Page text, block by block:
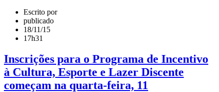
Escrito por
publicado
18/11/15
17h31
Inscrições para o Programa de Incentivo
à Cultura, Esporte e Lazer Discente
começam na quarta-feira, 11